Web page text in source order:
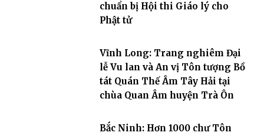
chuẩn bị Hội thi Giáo lý cho
Phật tử
Vĩnh Long: Trang nghiêm Đại
lễ Vu lan và An vị Tôn tượng Bồ
tát Quán Thế Âm Tây Hải tại
chùa Quan Âm huyện Trà Ôn
Bắc Ninh: Hơn 1000 chư Tôn